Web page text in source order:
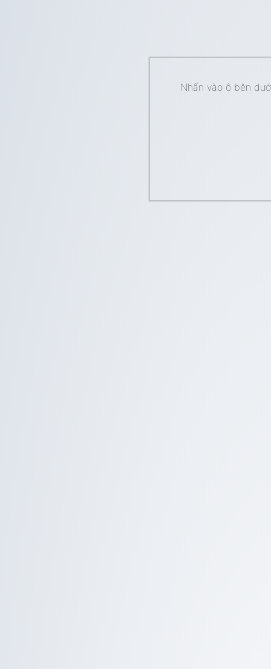
Nhấn vào ô bên